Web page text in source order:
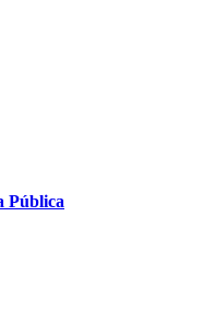
Pública